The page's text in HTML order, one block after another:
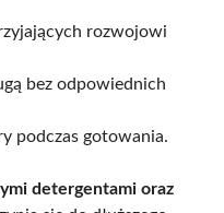
rozwojowi
bez odpowiednich
podczas gotowania.
detergentami oraz